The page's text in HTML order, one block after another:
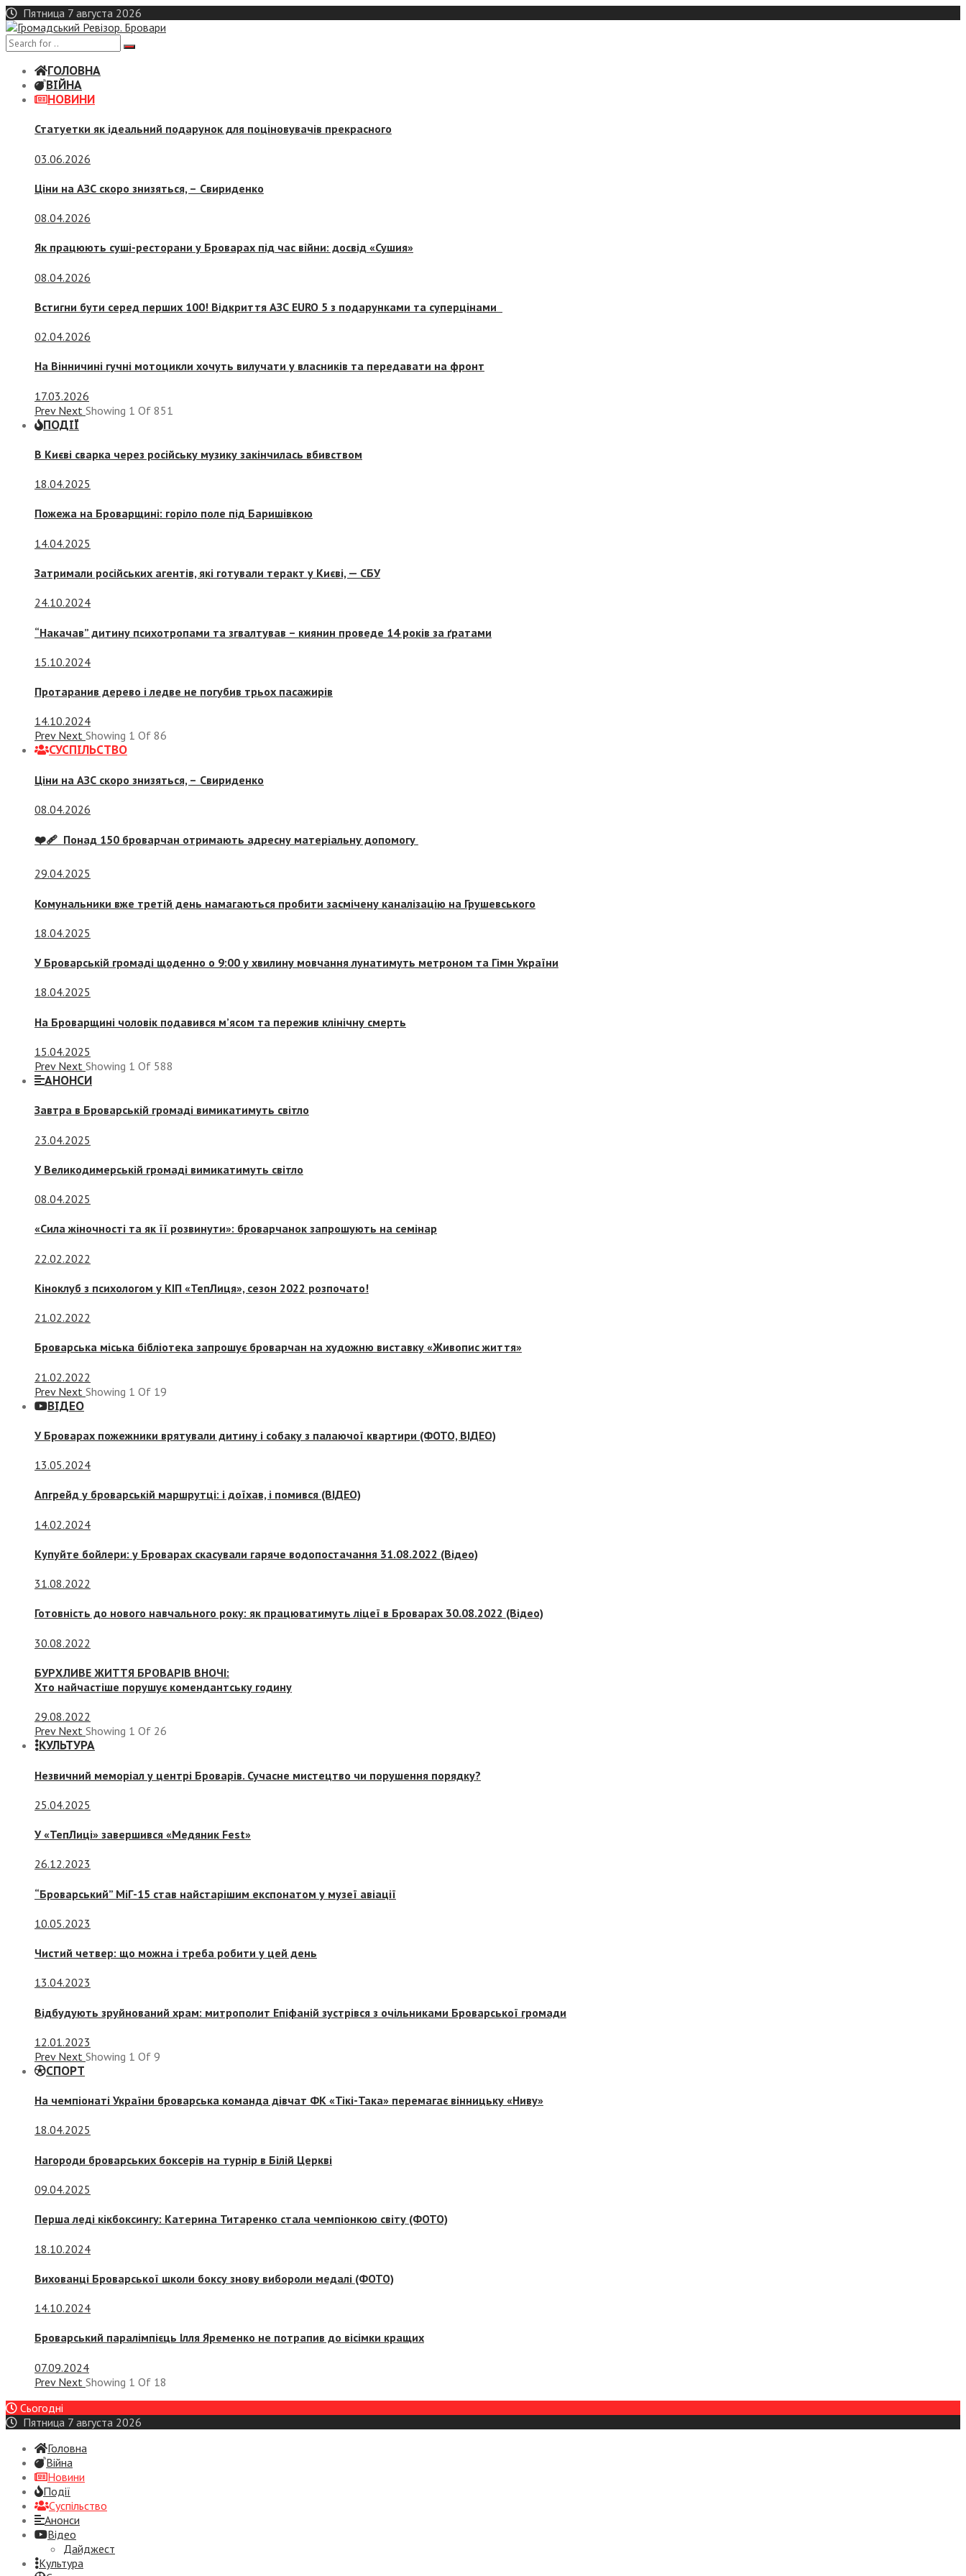
Skip
to
content
Пятница 7 августа 2026
ГОЛОВНА
ВІЙНА
НОВИНИ
Статуетки як ідеальний подарунок для поціновувачів прекрасного
03.06.2026
Ціни на АЗС скоро знизяться, – Свириденко
08.04.2026
Як працюють суші-ресторани у Броварах під час війни: досвід «Сушия»
08.04.2026
Встигни бути серед перших 100! Відкриття АЗС EURO 5 з подарунками та суперцінами
02.04.2026
На Вінничині гучні мотоцикли хочуть вилучати у власників та передавати на фронт
17.03.2026
Prev Next Showing 1 Of 851
ПОДІЇ
В Києві сварка через російську музику закінчилась вбивством
18.04.2025
Пожежа на Броварщині: горіло поле під Баришівкою
14.04.2025
Затримали російських агентів, які готували теракт у Києві, — СБУ
24.10.2024
“Накачав” дитину психотропами та згвалтував – киянин проведе 14 років за ґратами
15.10.2024
Протаранив дерево і ледве не погубив трьох пасажирів
14.10.2024
Prev Next Showing 1 Of 86
СУСПIЛЬСТВО
Ціни на АЗС скоро знизяться, – Свириденко
08.04.2026
❤️‍🩹 Понад 150 броварчан отримають адресну матеріальну допомогу
29.04.2025
Комунальники вже третій день намагаються пробити засмічену каналізацію на Грушевського
18.04.2025
У Броварській громаді щоденно о 9:00 у хвилину мовчання лунатимуть метроном та Гімн України
18.04.2025
На Броварщині чоловік подавився м’ясом та пережив клінічну смерть
15.04.2025
Prev Next Showing 1 Of 588
АНОНСИ
Завтра в Броварській громаді вимикатимуть світло
23.04.2025
У Великодимерській громаді вимикатимуть світло
08.04.2025
«Сила жіночності та як її розвинути»: броварчанок запрошують на семінар
22.02.2022
Кіноклуб з психологом у КІП «ТепЛиця», сезон 2022 розпочато!
21.02.2022
Броварська міська бібліотека запрошує броварчан на художню виставку «Живопис життя»
21.02.2022
Prev Next Showing 1 Of 19
ВІДЕО
У Броварах пожежники врятували дитину і собаку з палаючої квартири (ФОТО, ВІДЕО)
13.05.2024
Апгрейд у броварській маршрутці: і доїхав, і помився (ВІДЕО)
14.02.2024
Купуйте бойлери: у Броварах скасували гаряче водопостачання 31.08.2022 (Відео)
31.08.2022
Готовність до нового навчального року: як працюватимуть ліцеї в Броварах 30.08.2022 (Відео)
30.08.2022
БУРХЛИВЕ ЖИТТЯ БРОВАРІВ ВНОЧІ:
Хто найчастіше порушує комендантську годину
29.08.2022
Prev Next Showing 1 Of 26
КУЛЬТУРА
Незвичний меморіал у центрі Броварів. Сучасне мистецтво чи порушення порядку?
25.04.2025
У «ТепЛиці» завершився «Медяник Fest»
26.12.2023
“Броварський” МіГ-15 став найстарішим експонатом у музеї авіації
10.05.2023
Чистий четвер: що можна і треба робити у цей день
13.04.2023
Відбудують зруйнований храм: митрополит Епіфаній зустрівся з очільниками Броварської громади
12.01.2023
Prev Next Showing 1 Of 9
СПОРТ
На чемпіонаті України броварська команда дівчат ФК «Тікі-Така» перемагає вінницьку «Ниву»
18.04.2025
Нагороди броварських боксерів на турнір в Білій Церкві
09.04.2025
Перша леді кікбоксингу: Катерина Титаренко стала чемпіонкою світу (ФОТО)
18.10.2024
Вихованці Броварської школи боксу знову вибороли медалі (ФОТО)
14.10.2024
Броварський паралімпієць Ілля Яременко не потрапив до вісімки кращих
07.09.2024
Prev Next Showing 1 Of 18
Сьогодні
Пятница 7 августа 2026
Головна
Війна
Новини
Події
Суспiльство
Анонси
Відео
Дайджест
Культура